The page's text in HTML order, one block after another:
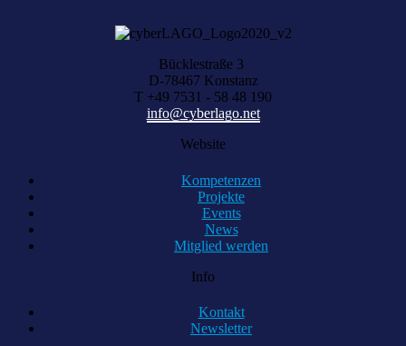
Bücklestraße 3
D-78467 Konstanz
T +49 7531 - 58 48 190
info@cyberlago.net
Website
Kompetenzen
Projekte
Events
News
Mitglied werden
Info
Kontakt
Newsletter